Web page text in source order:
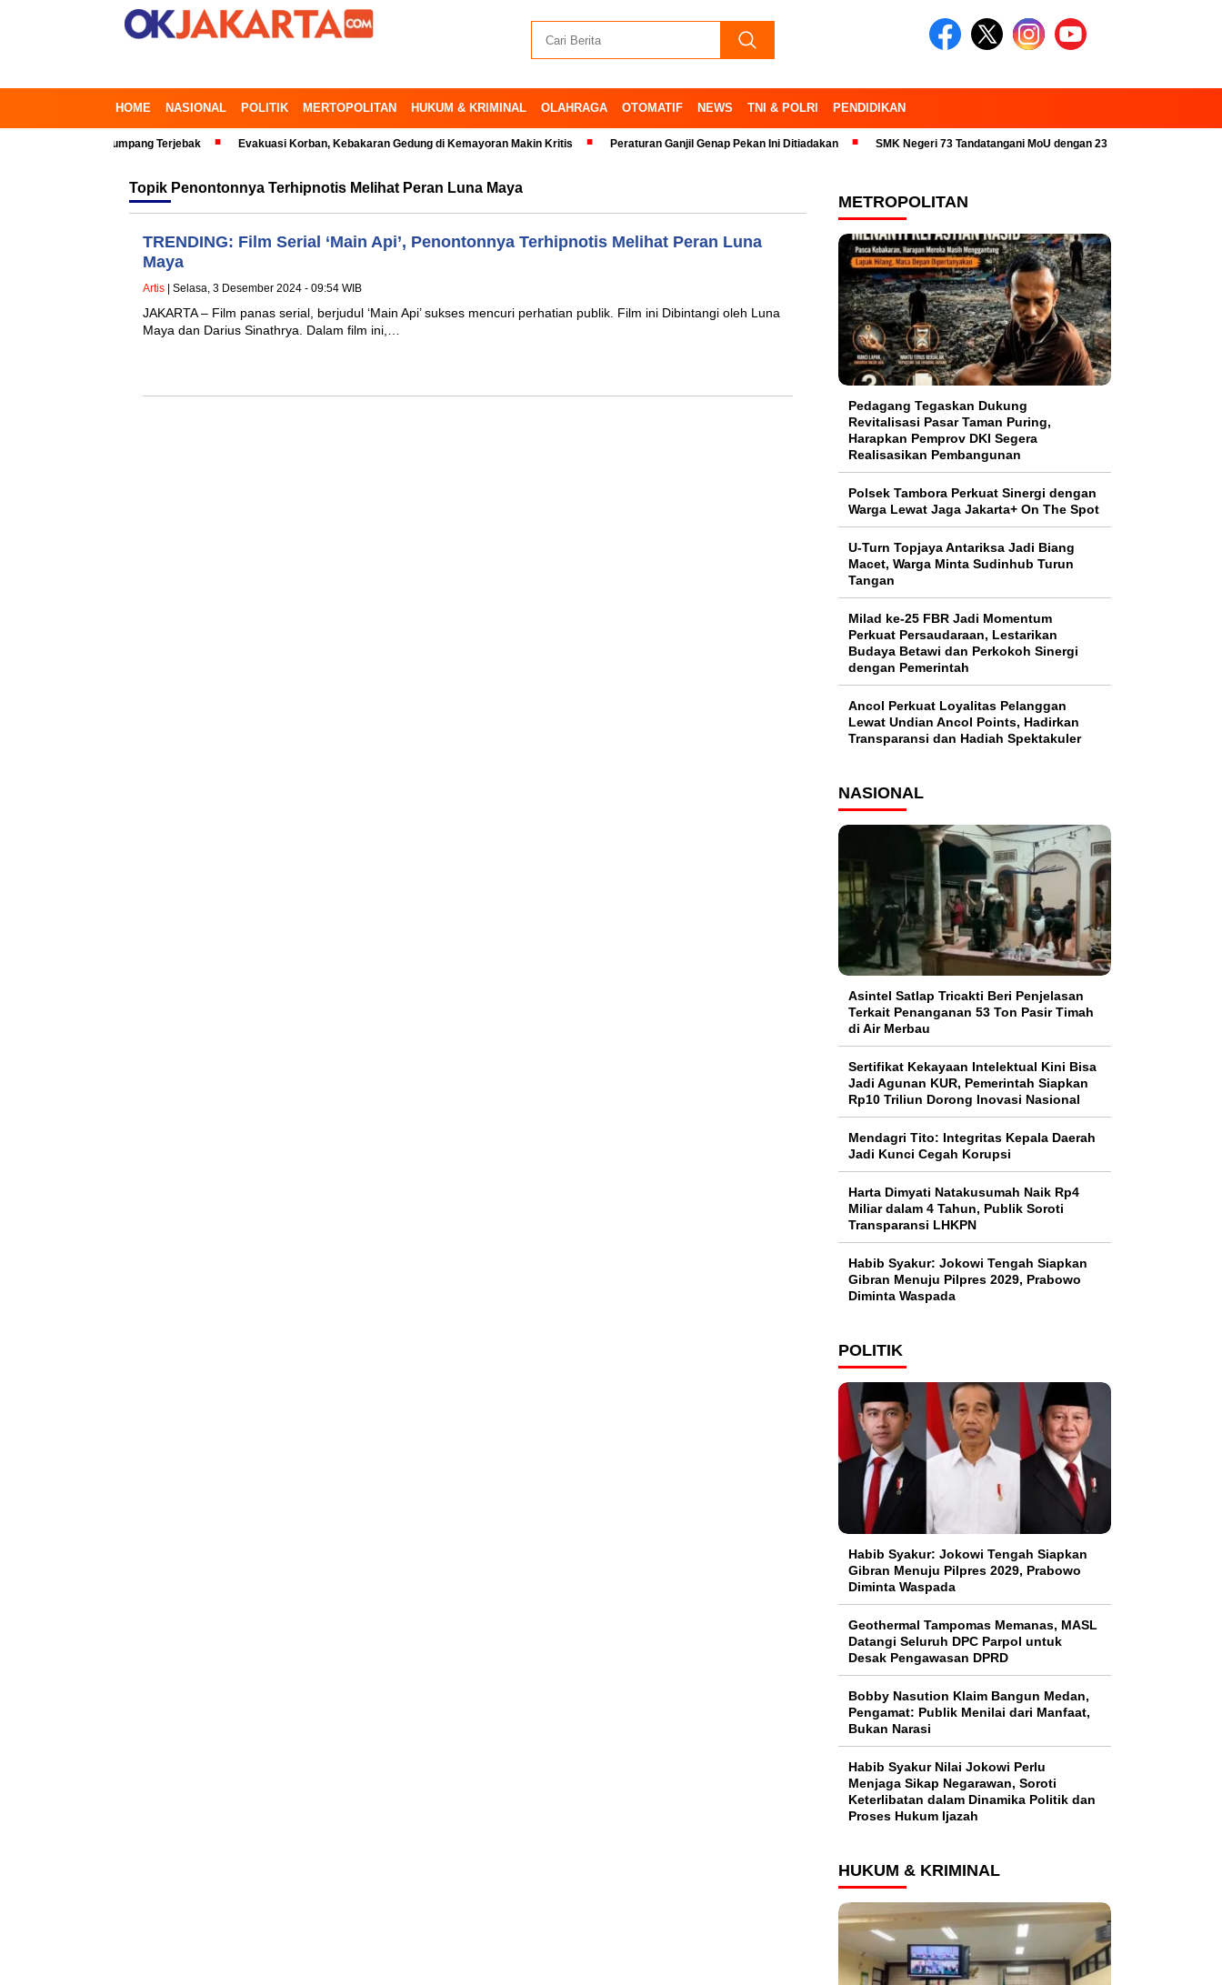
HOME NASIONAL POLITIK MERTOPOLITAN HUKUM & KRIMINAL OLAHRAGA OTOMATIF NEWS TNI & POLRI PENDIDIKAN
Timur, Penumpang Terjebak Evakuasi Korban, Kebakaran Gedung di Kemayoran Makin Kritis Peraturan Ganjil Genap Pekan Ini Ditiadakan SMK Negeri 73 Tandatangani MoU dengan 23 Industri Pariwisata dan
Topik Penontonnya Terhipnotis Melihat Peran Luna Maya
TRENDING: Film Serial ‘Main Api’, Penontonnya Terhipnotis Melihat Peran Luna
Maya
Artis | Selasa, 3 Desember 2024 - 09:54 WIB
JAKARTA – Film panas serial, berjudul ‘Main Api’ sukses mencuri perhatian publik. Film ini Dibintangi oleh Luna
Maya dan Darius Sinathrya. Dalam film ini,…
METROPOLITAN
Pedagang Tegaskan Dukung
Revitalisasi Pasar Taman Puring,
Harapkan Pemprov DKI Segera
Realisasikan Pembangunan
Polsek Tambora Perkuat Sinergi dengan
Warga Lewat Jaga Jakarta+ On The Spot
U-Turn Topjaya Antariksa Jadi Biang
Macet, Warga Minta Sudinhub Turun
Tangan
Milad ke-25 FBR Jadi Momentum
Perkuat Persaudaraan, Lestarikan
Budaya Betawi dan Perkokoh Sinergi
dengan Pemerintah
Ancol Perkuat Loyalitas Pelanggan
Lewat Undian Ancol Points, Hadirkan
Transparansi dan Hadiah Spektakuler
NASIONAL
Asintel Satlap Tricakti Beri Penjelasan
Terkait Penanganan 53 Ton Pasir Timah
di Air Merbau
Sertifikat Kekayaan Intelektual Kini Bisa
Jadi Agunan KUR, Pemerintah Siapkan
Rp10 Triliun Dorong Inovasi Nasional
Mendagri Tito: Integritas Kepala Daerah
Jadi Kunci Cegah Korupsi
Harta Dimyati Natakusumah Naik Rp4
Miliar dalam 4 Tahun, Publik Soroti
Transparansi LHKPN
Habib Syakur: Jokowi Tengah Siapkan
Gibran Menuju Pilpres 2029, Prabowo
Diminta Waspada
POLITIK
Habib Syakur: Jokowi Tengah Siapkan
Gibran Menuju Pilpres 2029, Prabowo
Diminta Waspada
Geothermal Tampomas Memanas, MASL
Datangi Seluruh DPC Parpol untuk
Desak Pengawasan DPRD
Bobby Nasution Klaim Bangun Medan,
Pengamat: Publik Menilai dari Manfaat,
Bukan Narasi
Habib Syakur Nilai Jokowi Perlu
Menjaga Sikap Negarawan, Soroti
Keterlibatan dalam Dinamika Politik dan
Proses Hukum Ijazah
HUKUM & KRIMINAL